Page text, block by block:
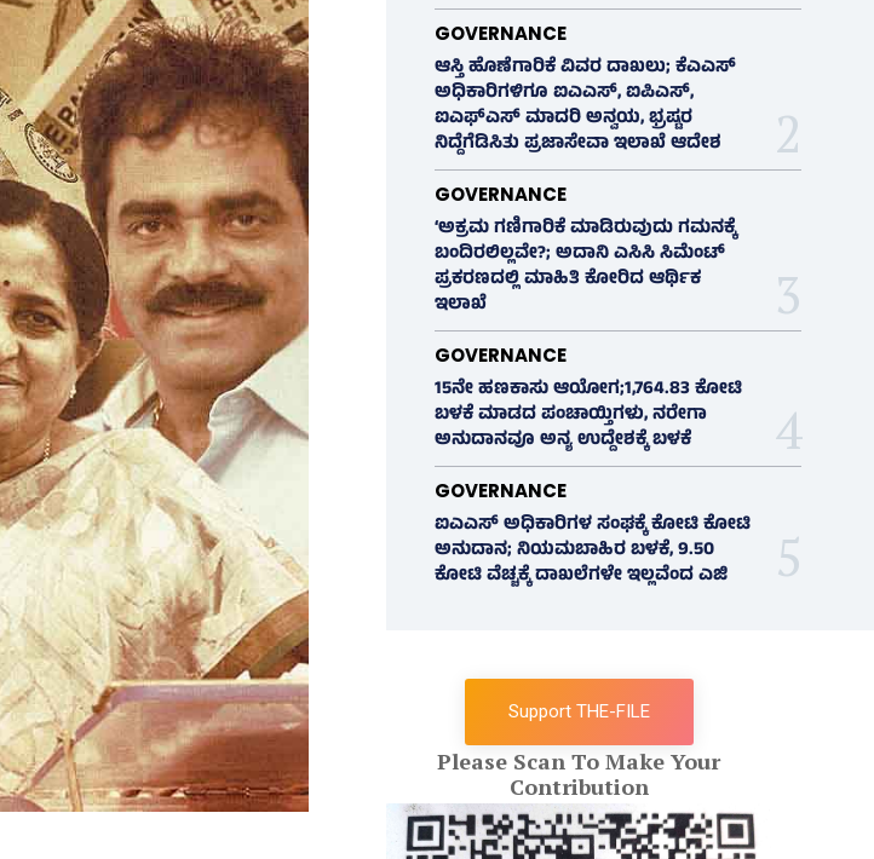
GOVERNANCE
ಆಸ್ತಿ ಹೊಣೆಗಾರಿಕೆ ವಿವರ ದಾಖಲು; ಕೆಎಎಸ್
ಅಧಿಕಾರಿಗಳಿಗೂ ಐಎಎಸ್‌, ಐಪಿಎಸ್‌,
ಐಎಫ್‌ಎಸ್‌ ಮಾದರಿ ಅನ್ವಯ, ಭ್ರಷ್ಟರ
ನಿದ್ದೆಗೆಡಿಸಿತು ಪ್ರಜಾಸೇವಾ ಇಲಾಖೆ ಆದೇಶ
GOVERNANCE
‘ಅಕ್ರಮ ಗಣಿಗಾರಿಕೆ ಮಾಡಿರುವುದು ಗಮನಕ್ಕೆ
ಬಂದಿರಲಿಲ್ಲವೇ?; ಅದಾನಿ ಎಸಿಸಿ ಸಿಮೆಂಟ್
ಪ್ರಕರಣದಲ್ಲಿ ಮಾಹಿತಿ ಕೋರಿದ ಆರ್ಥಿಕ
ಇಲಾಖೆ
GOVERNANCE
15ನೇ ಹಣಕಾಸು ಆಯೋಗ;1,764.83 ಕೋಟಿ
ಬಳಕೆ ಮಾಡದ ಪಂಚಾಯ್ತಿಗಳು, ನರೇಗಾ
ಅನುದಾನವೂ ಅನ್ಯ ಉದ್ದೇಶಕ್ಕೆ ಬಳಕೆ
GOVERNANCE
ಐಎಎಸ್‌ ಅಧಿಕಾರಿಗಳ ಸಂಘಕ್ಕೆ ಕೋಟಿ ಕೋಟಿ
ಅನುದಾನ; ನಿಯಮಬಾಹಿರ ಬಳಕೆ, 9.50
ಕೋಟಿ ವೆಚ್ಚಕ್ಕೆ ದಾಖಲೆಗಳೇ ಇಲ್ಲವೆಂದ ಎಜಿ
Support THE-FILE
Please Scan To Make Your
Contribution